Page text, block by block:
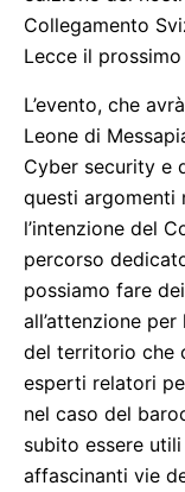
Collegamento
Lecce il prossimo
L’evento, che
Leone di
Cyber security e
questi argomenti
l’intenzione del
percorso
possiamo fare
all’attenzione
del territorio che
esperti relatori
nel caso del
subito essere
affascinanti vie